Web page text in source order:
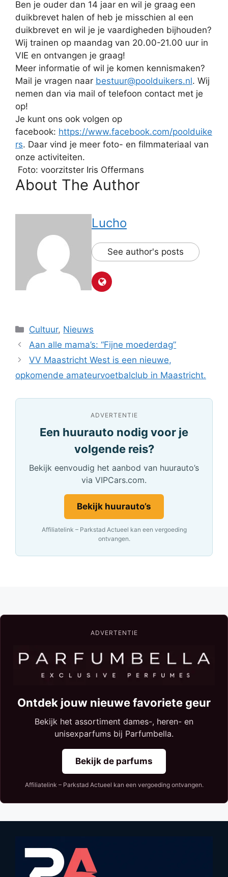
Ben je ouder dan 14 jaar en wil je graag een
duikbrevet halen of heb je misschien al een
duikbrevet en wil je je vaardigheden bijhouden?
Wij trainen op maandag van 20.00-21.00 uur in
VIE en ontvangen je graag!
Meer informatie of wil je komen kennismaken?
Mail je vragen naar bestuur@poolduikers.nl. Wij
nemen dan via mail of telefoon contact met je
op!
Je kunt ons ook volgen op
facebook: https://www.facebook.com/poolduike
rs. Daar vind je meer foto- en filmmateriaal van
onze activiteiten.
Foto: voorzitster Iris Offermans
About The Author
Lucho
See author's posts
Categorieën
Cultuur, Nieuws
Aan alle mama’s: “Fijne moederdag”
VV Maastricht West is een nieuwe,
opkomende amateurvoetbalclub in Maastricht.
ADVERTENTIE
Een huurauto nodig voor je
volgende reis?
Bekijk eenvoudig het aanbod van huurauto’s
via VIPCars.com.
Bekijk huurauto’s
Affiliatelink – Parkstad Actueel kan een vergoeding
ontvangen.
ADVERTENTIE
Ontdek jouw nieuwe favoriete geur
Bekijk het assortiment dames-, heren- en
unisexparfums bij Parfumbella.
Bekijk de parfums
Affiliatelink – Parkstad Actueel kan een vergoeding ontvangen.